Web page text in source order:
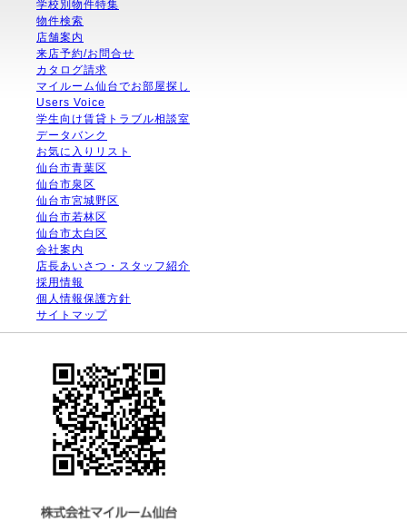
学校別物件特集
物件検索
店舗案内
来店予約/お問合せ
カタログ請求
マイルーム仙台でお部屋探し
Users Voice
学生向け賃貸トラブル相談室
データバンク
お気に入りリスト
仙台市青葉区
仙台市泉区
仙台市宮城野区
仙台市若林区
仙台市太白区
会社案内
店長あいさつ・スタッフ紹介
採用情報
個人情報保護方針
サイトマップ